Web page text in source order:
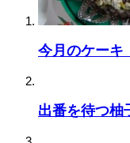
今月のケー
出番を待つ柚